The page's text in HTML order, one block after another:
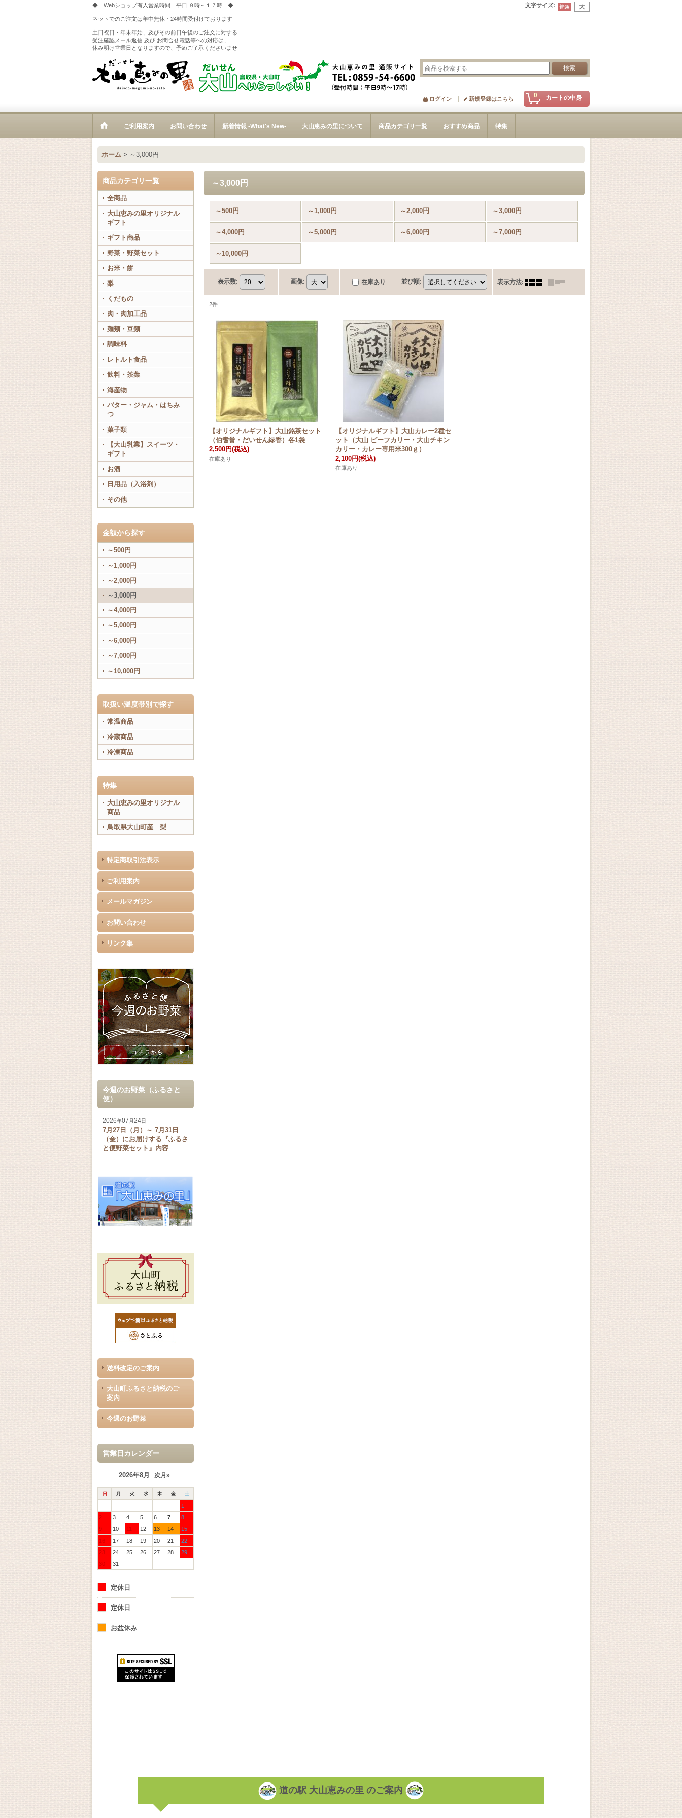
◆ Webショップ有人営業時間 平日 ９時～１７時 ◆
ネットでのご注文は年中無休・24時間受付けております
土日祝日・年末年始、及びその前日午後のご注文に対する
受注確認メール返信 及び お問合せ電話等への対応は、
休み明け営業日となりますので、予めご了承くださいませ
文字サイズ:
0 カートの中身
ログイン 新規登録はこちら
ご利用案内 お問い合わせ 新着情報 -What's New- 大山恵みの里について 商品カテゴリ一覧 おすすめ商品 特集
ホーム > ～3,000円
商品カテゴリ一覧
全商品
大山恵みの里オリジナル
ギフト
ギフト商品
野菜・野菜セット
お米・餅
梨
くだもの
肉・肉加工品
麺類・豆類
調味料
レトルト食品
飲料・茶葉
海産物
バター・ジャム・はちみ
つ
菓子類
【大山乳業】スイーツ・
ギフト
お酒
日用品（入浴剤）
その他
金額から探す
～500円
～1,000円
～2,000円
～3,000円
～4,000円
～5,000円
～6,000円
～7,000円
～10,000円
取扱い温度帯別で探す
常温商品
冷蔵商品
冷凍商品
特集
大山恵みの里オリジナル
商品
鳥取県大山町産 梨
特定商取引法表示
ご利用案内
メールマガジン
お問い合わせ
リンク集
今週のお野菜（ふるさと
便）
2026年07 月24日
7月27日（月）～ 7月31日
（金）にお届けする『ふるさ
と便野菜セット』内容
送料改定のご案内
大山町ふるさと納税のご
案内
今週のお野菜
営業日カレンダー
2026年8月 次月»
日 月 火 水 木 金 土
1
2
3 4 5 6 7
8
9
10 11 12 13 14
15
16
17 18 19 20 21
22
23
24 25 26 27 28
29
30
31
定休日
定休日
お盆休み
～3,000円
～500円 ～1,000円 ～2,000円 ～3,000円
～4,000円 ～5,000円 ～6,000円 ～7,000円
～10,000円
表示数: 画像: 在庫あり 並び順: 表示方法:
2件
【オリジナルギフト】大山銘茶セット
（伯耆誉・だいせん緑香）各1袋
2,500円(税込)
在庫あり
【オリジナルギフト】大山カレー2種セ
ット（大山 ビーフカリー・大山チキン
カリー・カレー専用米300ｇ）
2,100円(税込)
在庫あり
道の駅 大山恵みの里 のご案内